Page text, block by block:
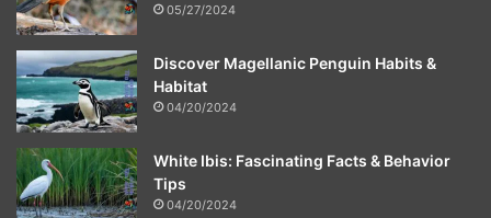
05/27/2024
Discover Magellanic Penguin Habits &
Habitat
04/20/2024
White Ibis: Fascinating Facts & Behavior
Tips
04/20/2024